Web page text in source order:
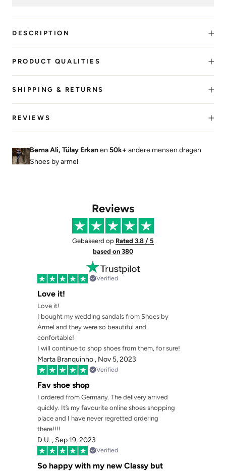
DESCRIPTION
PRODUCT QUALITIES
SHIPPING & RETURNS
REVIEWS
Berna Ali, Tülay Erkanen 50k+ andere mensen dragen
Shoes by armel
Reviews
Gebaseerd op Rated 3.8 / 5
based on 380
Verified
Love it!
Love it!
I bought my wedding sandals from Shoes by
Armel and they were so beautiful and
confortable!
I will continue to shop shoes from them, for sure!
Marta Branquinho , Nov 5, 2023
Verified
Fav shoe shop
I ordered from Germany. The delivery arrived
quickly. It’s my favourite online shoes shopping
place and I have never regretted ordering
there!!!!
D.U. , Sep 19, 2023
Verified
So happy with my new Classy but